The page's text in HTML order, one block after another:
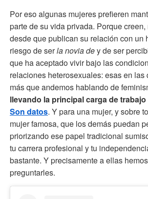
Por eso algunas mujeres prefieren
parte de su vida privada. Porque
desde que publican su relación con un
riesgo de serla novia dey de ser
que ha aceptado vivir bajo las
relaciones heterosexuales: esas en las
más que andemos hablando de
llevando la principal carga de
Son datos. Y para una mujer, y sobre
mujer famosa, que los demás puedan
priorizando ese papel tradicional
tu carrera profesional y tu
bastante. Y precisamente a ellas
preguntarles.